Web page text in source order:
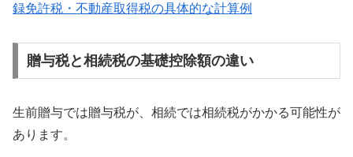
録免許税・不動産取得税の具体的な計算例
贈与税と相続税の基礎控除額の違い
生前贈与では贈与税が、相続では相続税がかかる可能性が
あります。